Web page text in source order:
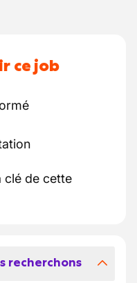
ce job
clé de cette
recherchons